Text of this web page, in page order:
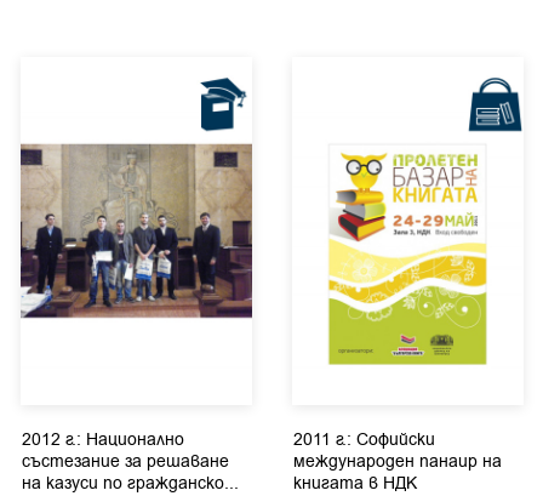
2012 г.: Национално
състезание за решаване
на казуси по гражданско...
2011 г.: Софийски
международен панаир на
книгата в НДК